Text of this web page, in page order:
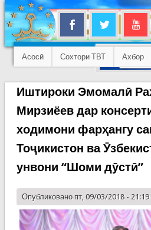
Асосӣ Сохтори ТВТ Ахбор
Иштироки Эмомалӣ
Мирзиёев дар
ходимони фарҳангу
Тоҷикистон ва
унвони “Шоми дӯстӣ”
Опубликовано пт, 09/03/2018 -